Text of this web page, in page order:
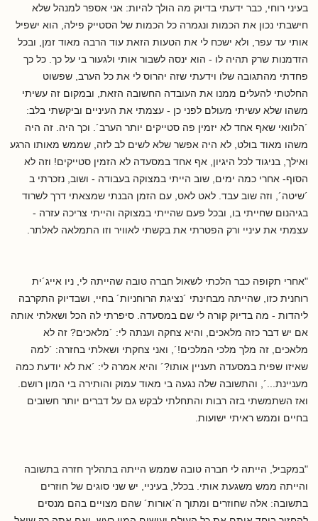
בעיני רוחי, כבר ידעתי בדיוק מה הולך להיות: אני אספר למנהל שלא
חישבתי נכון את הכמות ונגמרה כל הכמות של הסטייק פילה, הוא ישפיל
אותי עד עפר, ולא ישכח לי את הטעות הזאת עוד הרבה מאוד זמן, ובכל
הזדמנות שרק תהיה לו - הוא ינסה לשבור אותי ולגעור בי על כך. כל כך
פחדתי מהתגובה שלו וידעתי שזה יהרוס לי את כל הערב, שפשוט
החלטתי להעלים ממנו את העובדה החשובה הזאת, ובמקום זה עשיתי
משהו שלא עשיתי מעולם לפני כן - עצמתי את העיניים וביקשתי בלב:
´הלוואי שאף אחד לא יזמין פה סטייקים יותר הערב´. וכך היה. זה היה
משהו מאוד בולט, לא היה אפשר שלא לשים לב לזה, שממש מאותו הרגע
ואילך, בניגוד לכל היגיון, אף אחד במסעדה לא הזמין סטייקים! וזה לא
הסוף- אחרי כמה ימים, שוב הייתי במצוקה בעבודה - ושוב, נזכרתי ב
´שיטה´, וזה שוב עבד. לאט לאט, עם הזמן הבנתי שמצאתי דרך לשרוד
בגיהנום שחייתי בו, ובכל פעם שהייתי במצוקה והייתי צריכה עזרה -
עצמתי את עיניי ורק הפטרתי את בקשתי לאוויר וזו התמלאה לאלתר.
"אחרי תקופה כבר הלכתי לשאול חברה טובה שהייתה לי, ניו אייג´ית
רוחנית כזו, שהייתה מבחינתי ´נציגת הרוחניות´ בחיי, ושבדיוק התקרבה
ליהדות - מה בדיוק קורה לי שם במסעדה. סיפרתי לה הכל ושאלתי אותה
אם יש דבר כזה מלאכים, והיא צחקה וענתה לי: ´מלאכים? זה לא
מלאכים, זה מלך מלכי המלכים!´, ואני צחקתי ושאלתי בחזרה: ´למה
שאיזו שפית במסעדה תעניין אותו?´ והיא אמרה לי: ´את לא יודעת כמה
מעניינת...´, והתשובה שלה נגעה בי מאוד עמוק והותירה בי המון רושם.
ואז השתמשתי בזה רבות והתחלתי לבקש גם על דברים יותר חשובים
בחיים וממש ראיתי ישועות.
"במקביל, הייתה לי חברה טובה שממש הייתה בתהליך חזרה בתשובה
והייתה ממש משגעת אותי. בכלל, בעיניי, יש שני סוגים של חוזרים
בתשובה: אלה שחוזרים ומתוך ה´אורות´ שהם מצויים בהם מנסים